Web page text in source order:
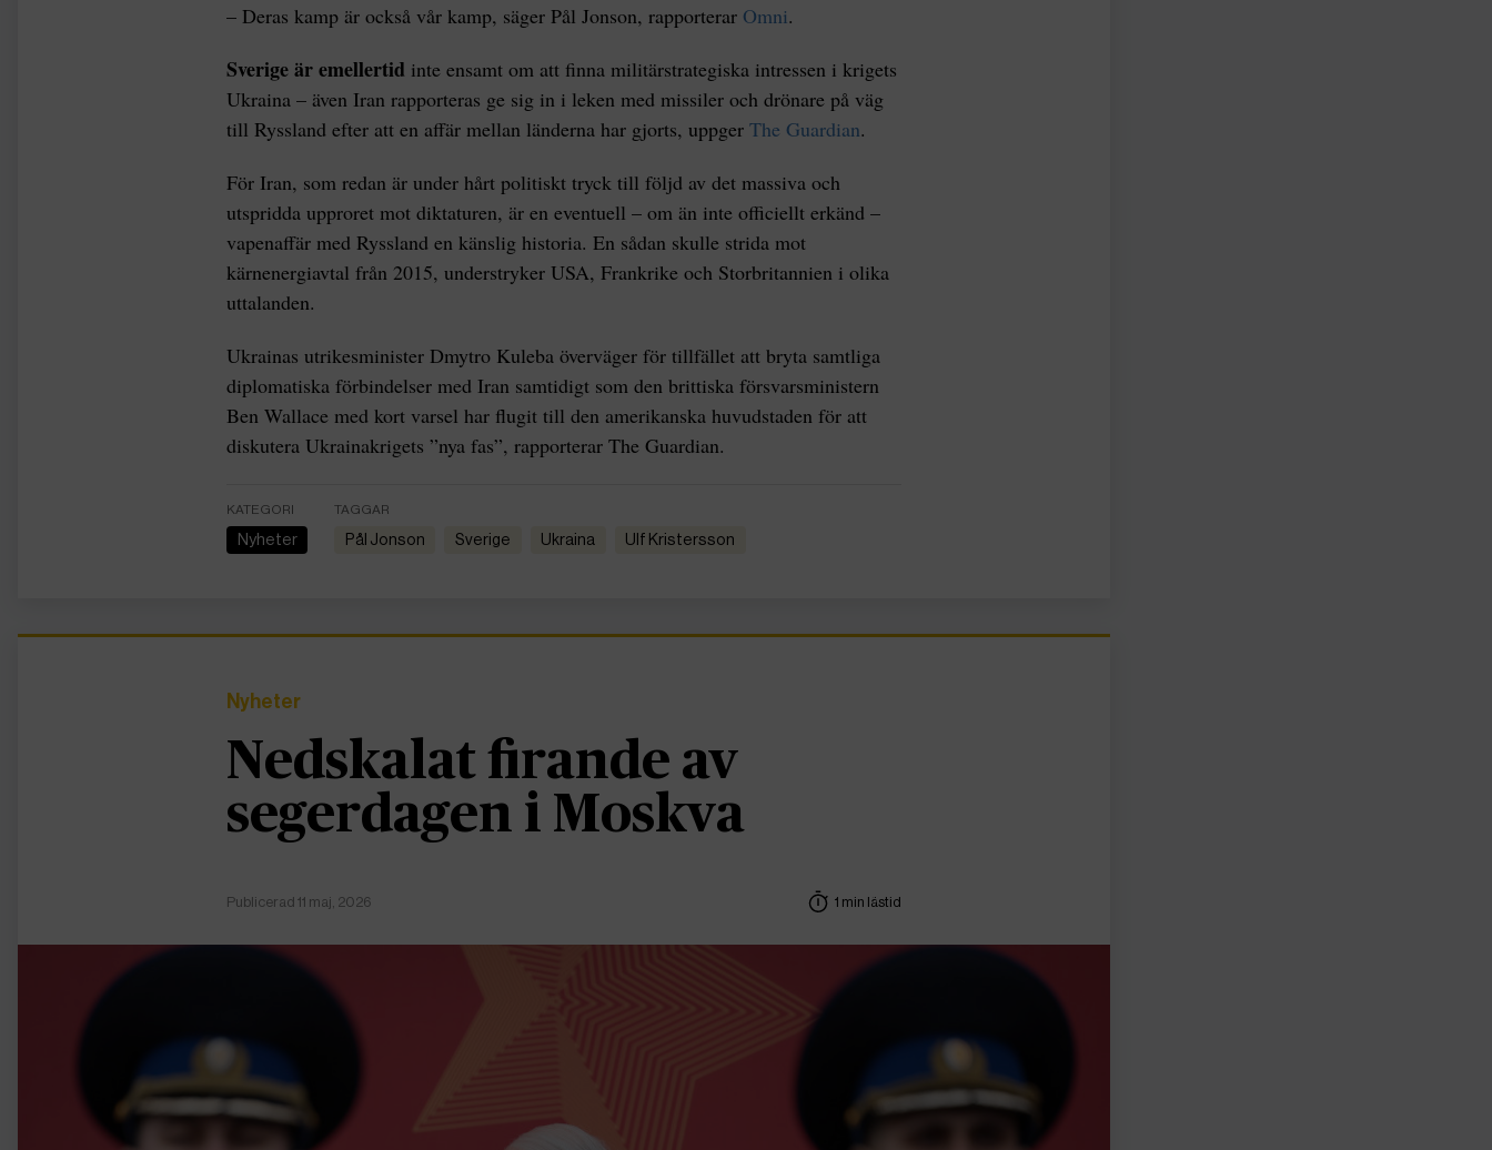
– Deras kamp är också vår kamp, säger Pål Jonson, rapporterar Omni.
Sverige är emellertid inte ensamt om att finna militärstrategiska intressen i krigets
Ukraina – även Iran rapporteras ge sig in i leken med missiler och drönare på väg
till Ryssland efter att en affär mellan länderna har gjorts, uppger The Guardian.
För Iran, som redan är under hårt politiskt tryck till följd av det massiva och
utspridda upproret mot diktaturen, är en eventuell – om än inte officiellt erkänd –
vapenaffär med Ryssland en känslig historia. En sådan skulle strida mot
kärnenergiavtal från 2015, understryker USA, Frankrike och Storbritannien i olika
uttalanden.
Ukrainas utrikesminister Dmytro Kuleba överväger för tillfället att bryta samtliga
diplomatiska förbindelser med Iran samtidigt som den brittiska försvarsministern
Ben Wallace med kort varsel har flugit till den amerikanska huvudstaden för att
diskutera Ukrainakrigets ”nya fas”, rapporterar The Guardian.
KATEGORI
Nyheter
TAGGAR
Pål Jonson Sverige Ukraina Ulf Kristersson
Nyheter
Nedskalat firande av
segerdagen i Moskva
Publicerad 11 maj, 2026 1 min lästid